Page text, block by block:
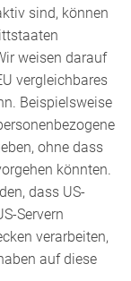
sind, können
weisen darauf
vergleichbares
Beispielsweise
ohne dass
könnten.
dass US-
Servern
verarbeiten,
auf diese